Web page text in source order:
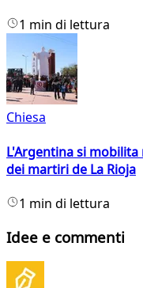
1 min di lettura
Chiesa
L'Argentina si mobilita
dei martiri de La Rioja
1 min di lettura
Idee e commenti